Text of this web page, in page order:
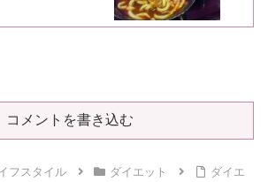
コメントを書き込む
フスタイル ダイエット
ダイエ